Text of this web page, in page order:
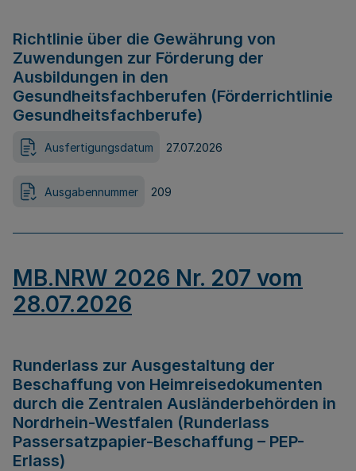
Richtlinie über die Gewährung von
Zuwendungen zur Förderung der
Ausbildungen in den
Gesundheitsfachberufen (Förderrichtlinie
Gesundheitsfachberufe)
Ausfertigungsdatum 27.07.2026
Ausgabennummer 209
MB.NRW 2026 Nr. 207 vom
28.07.2026
Runderlass zur Ausgestaltung der
Beschaffung von Heimreisedokumenten
durch die Zentralen Ausländerbehörden in
Nordrhein-Westfalen (Runderlass
Passersatzpapier-Beschaffung – PEP-
Erlass)